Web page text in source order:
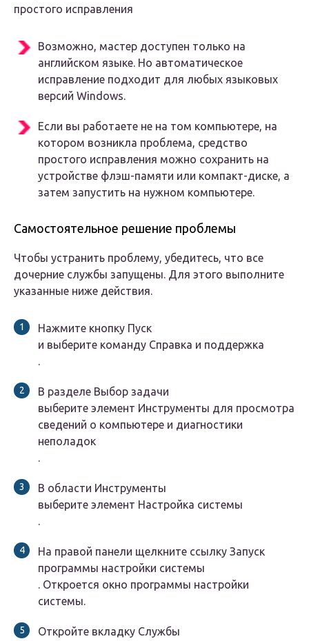
простого исправления
Возможно, мастер доступен только на
английском языке. Но автоматическое
исправление подходит для любых языковых
версий Windows.
Если вы работаете не на том компьютере, на
котором возникла проблема, средство
простого исправления можно сохранить на
устройстве флэш-памяти или компакт-диске, а
затем запустить на нужном компьютере.
Самостоятельное решение проблемы
Чтобы устранить проблему, убедитесь, что все
дочерние службы запущены. Для этого выполните
указанные ниже действия.
Нажмите кнопку Пуск
и выберите команду Справка и поддержка
.
В разделе Выбор задачи
выберите элемент Инструменты для просмотра
сведений о компьютере и диагностики
неполадок
.
В области Инструменты
выберите элемент Настройка системы
.
На правой панели щелкните ссылку Запуск
программы настройки системы
. Откроется окно программы настройки
системы.
Откройте вкладку Службы